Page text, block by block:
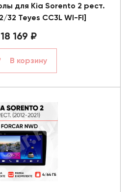
для Kia Sorento 2 рест.
32 Teyes CC3L WI-FI]
18 169 ₽
В корзину